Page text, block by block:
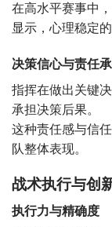
在高水平赛事中
显示，心理稳定
决策信心与责任
指挥在做出关键
承担决策后果。
这种责任感与信
队整体表现。
战术执行与创
执行力与精确度